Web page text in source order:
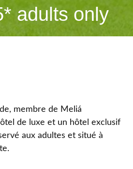
adults only
membre de Meliá
de luxe et un hôtel exclusif
aux adultes et situé à